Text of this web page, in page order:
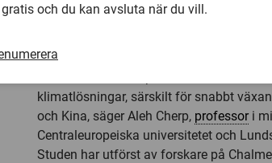
klimatstabiliseringsscenarier.
– Med andra ord bör hela världen
för att hålla koll på klimatmålen. Det
klimatlösningar, särskilt för snabbt
och Kina, säger Aleh Cherp, professori
Centraleuropeiska universitetet och
Studen har utförst av forskare på
gratis och du kan avsluta när du vill.